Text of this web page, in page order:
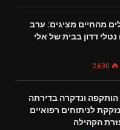
מהחיים מציגים: ערב
דדון בבית של אלי
2,630
ונדקרה בדירתה
לניתוחים רפואיים
הקהילה